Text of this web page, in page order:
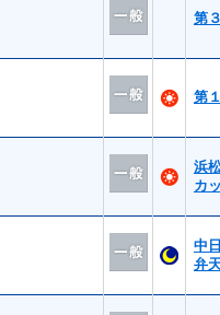
第
第
浜
カ
中
弁